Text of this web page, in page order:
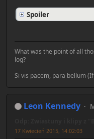
Spoiler
What was the point of all
log?
Si vis pacem, para bellum
Leon Kennedy
17 Kwiecień 2015, 14:02:03